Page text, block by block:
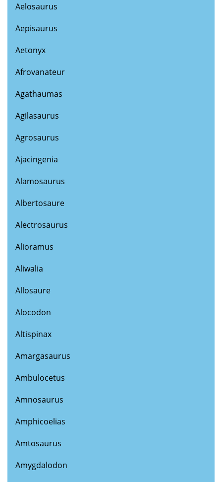
Aelosaurus
Aepisaurus
Aetonyx
Afrovanateur
Agathaumas
Agilasaurus
Agrosaurus
Ajacingenia
Alamosaurus
Albertosaure
Alectrosaurus
Alioramus
Aliwalia
Allosaure
Alocodon
Altispinax
Amargasaurus
Ambulocetus
Amnosaurus
Amphicoelias
Amtosaurus
Amygdalodon